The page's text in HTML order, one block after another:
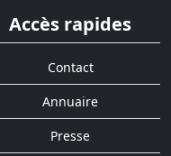
Accès rapides
Contact
Annuaire
Presse